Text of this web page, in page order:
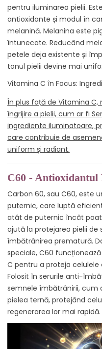
pentru iluminarea pielii.
antioxidante și modul în
melanină. Melanina este
întunecate. Reducând
petele deja existente și
tonul pielii devine mai
Vitamina C în Focus:
În plus față de Vitamina
îngrijire a pielii, cum ar fi
ingrediente iluminatoare,
care contribuie de
uniform și radiant.
C60 -
Carbon 60, sau C60, este
puternic, care luptă
atât de puternic încât
ajută la protejarea pielii de
îmbătrânirea prematură.
speciale, C60
C pentru a proteja celulele
Folosit în serurile anti-
semnele îmbătrânirii, cum
pielea ternă, protejând
regenerarea lor mai rapidă.